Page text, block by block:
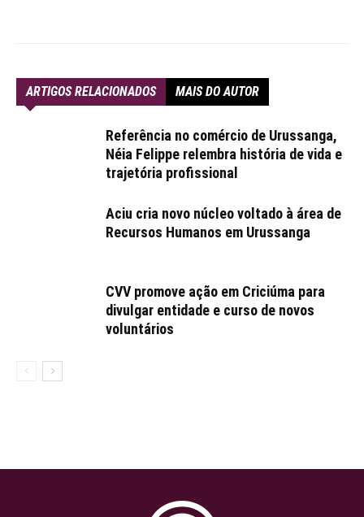
ARTIGOS RELACIONADOS MAIS DO AUTOR
Referência no comércio de Urussanga,
Néia Felippe relembra história de vida e
trajetória profissional
Aciu cria novo núcleo voltado à área de
Recursos Humanos em Urussanga
CVV promove ação em Criciúma para
divulgar entidade e curso de novos
voluntários